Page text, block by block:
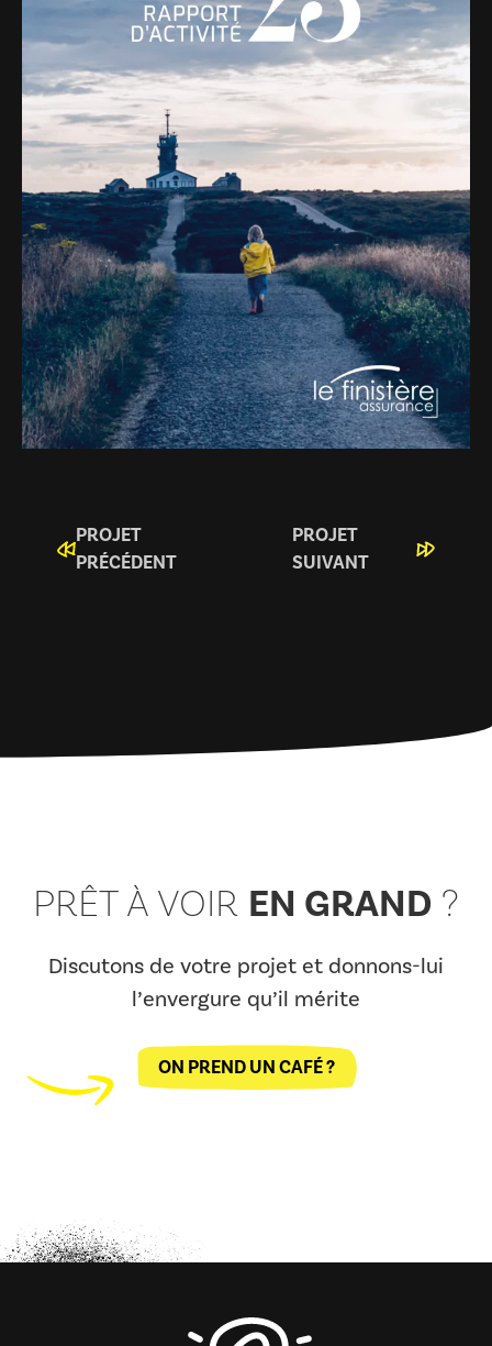
PROJET
PRÉCÉDENT
PROJET
SUIVANT
PRÊT À VOIR EN GRAND ?
Discutons de votre projet et donnons-lui
l’envergure qu’il mérite
ON PREND UN CAFÉ ?